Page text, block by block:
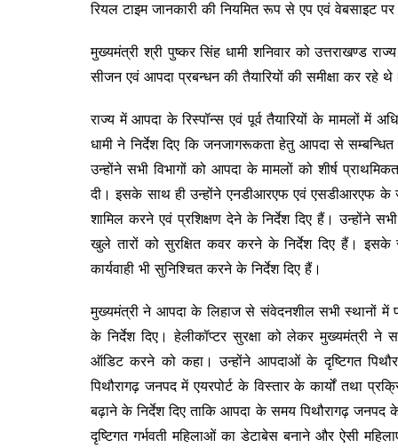
रियल टाइम जानकारी की नियमित रूप से एप एवं वेबसाइट
मुख्यमंत्री श्री पुष्कर सिंह धामी शनिवार को उत्तराखण्ड
सीजन एवं आपदा प्रबन्धन की तैयारियों की समीक्षा कर रहे थे।
राज्य में आपदा के रिस्पॉन्स एवं पूर्व तैयारियों के मामलों में
धामी ने निर्देश दिए कि जनजागरूकता हेतु आपदा से
उन्होंने सभी विभागों को आपदा के मामलों को शीर्ष
दी। इसके साथ ही उन्होंने एनडीआरएफ एवं एसडीआरएफ के
शामिल करने एवं प्रशिक्षण देने के निर्देश दिए हैं। उन्होंने
खुले तारों को सुरक्षित कवर करने के निर्देश दिए हैं। इसके
कार्यवाही भी सुनिश्चित करने के निर्देश दिए हैं।
मुख्यमंत्री ने आपदा के लिहाज से संवेदनशील सभी स्थानों में
के निर्देश दिए। हेलीकॉप्टर सुरक्षा को लेकर मुख्यमंत्री
ऑडिट करने को कहा। उन्होंने आपदाओं के दृष्टिगत
पिथौरागढ़ जनपद में एयरपोर्ट के विस्तार के कार्यों तथा
बढ़ाने के निर्देश दिए ताकि आपदा के समय पिथौरागढ़
दृष्टिगत गर्भवती महिलाओं का डेटाबेस बनाने और ऐसी